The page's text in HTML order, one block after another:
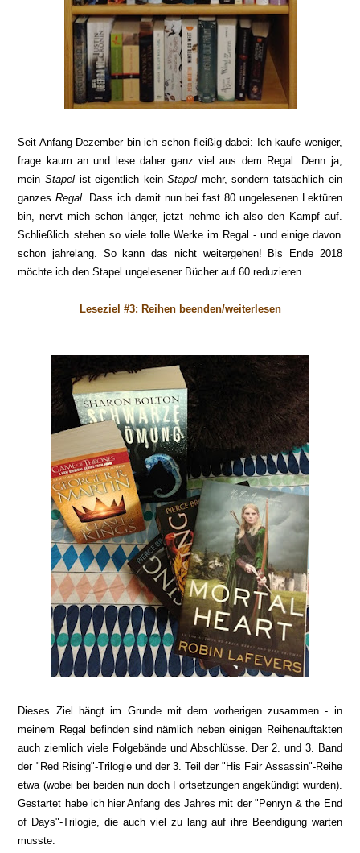
Seit Anfang Dezember bin ich schon fleißig dabei: Ich kaufe weniger,
frage kaum an und lese daher ganz viel aus dem Regal. Denn ja,
mein Stapelist eigentlich keinStapel mehr, sondern tatsächlich ein
ganzesRegal. Dass ich damit nun bei fast 80 ungelesenen Lektüren
bin, nervt mich schon länger, jetzt nehme ich also den Kampf auf.
Schließlich stehen so viele tolle Werke im Regal - und einige davon
schon jahrelang. So kann das nicht weitergehen!
Bis Ende 2018
möchte ich den Stapel ungelesener Bücher auf60 reduzieren.
Leseziel #3: Reihen beenden/weiterlesen
Dieses Ziel hängt im Grunde mit dem vorherigen zusammen - in
meinem Regal befinden sind nämlich neben einigen Reihenauftakten
auch ziemlich viele Folgebände und Abschlüsse. Der 2. und 3. Band
der "Red Rising"-Trilogie und der 3.Teil der " His Fair Assassin"-Reihe
etwa (wobei bei beiden nun doch Fortsetzungen angekündigt wurden).
Gestartet habe ich hierAnfang des Jahresmit der"Penryn & the End
of Days"-Trilogie, die auch viel zu lang auf ihre Beendigung warten
musste.